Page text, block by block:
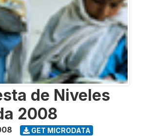
de Niveles
2008
GET MICRODATA